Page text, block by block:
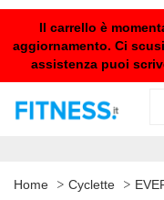
Il carrello è
aggiornamento. Ci
assistenza puoi
Home Cyclette